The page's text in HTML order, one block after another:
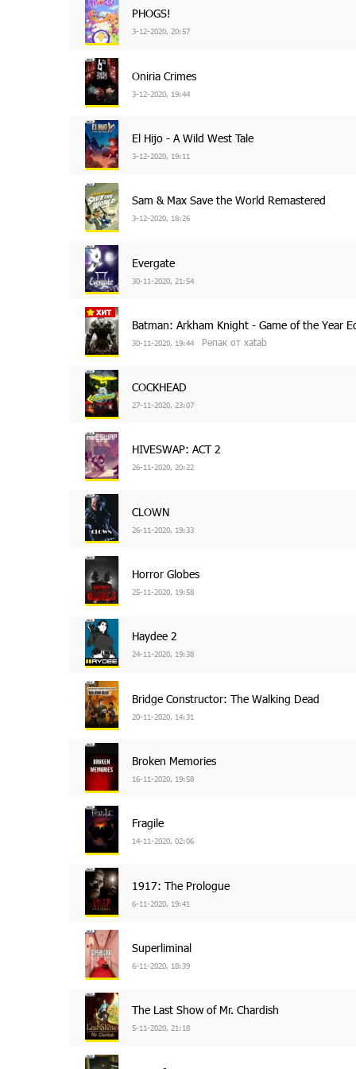
PHOGS!
3-12-2020, 20:57
Oniria Crimes
3-12-2020, 19:44
El Hijo - A Wild West Tale
3-12-2020, 19:11
Sam & Max Save the World Remastered
3-12-2020, 18:26
Evergate
30-11-2020, 21:54
Batman: Arkham Knight - Game of the Year
30-11-2020, 19:44 Репак от xatab
COCKHEAD
27-11-2020, 23:07
HIVESWAP: ACT 2
26-11-2020, 20:22
CLOWN
26-11-2020, 19:33
Horror Globes
25-11-2020, 19:58
Haydee 2
24-11-2020, 19:38
Bridge Constructor: The Walking Dead
20-11-2020, 14:31
Broken Memories
16-11-2020, 19:58
Fragile
14-11-2020, 02:06
1917: The Prologue
6-11-2020, 19:41
Superliminal
6-11-2020, 18:39
The Last Show of Mr. Chardish
5-11-2020, 21:18